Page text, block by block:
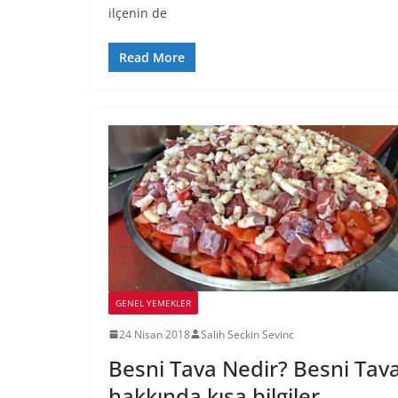
ilçenin de
Read More
GENEL YEMEKLER
24 Nisan 2018 Salih Seckin Sevinc
Besni Tava Nedir? Besni